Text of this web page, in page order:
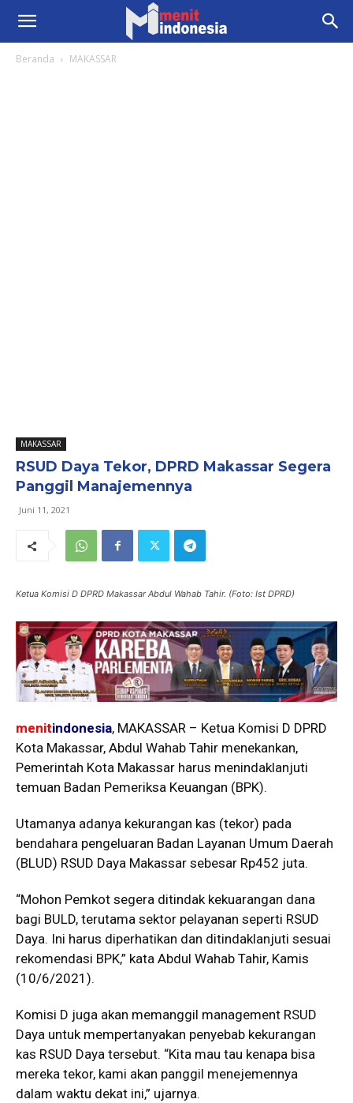
Beranda MAKASSAR
MAKASSAR
RSUD Daya Tekor, DPRD Makassar Segera
Panggil Manajemennya
Juni 11, 2021
Ketua Komisi D DPRD Makassar Abdul Wahab Tahir. (Foto: Ist DPRD)
menitindonesia, MAKASSAR – Ketua Komisi D DPRD
Kota Makassar, Abdul Wahab Tahir menekankan,
Pemerintah Kota Makassar harus menindaklanjuti
temuan Badan Pemeriksa Keuangan (BPK).
Utamanya adanya kekurangan kas (tekor) pada
bendahara pengeluaran Badan Layanan Umum Daerah
(BLUD) RSUD Daya Makassar sebesar Rp452 juta.
“Mohon Pemkot segera ditindak kekuarangan dana
bagi BULD, terutama sektor pelayanan seperti RSUD
Daya. Ini harus diperhatikan dan ditindaklanjuti sesuai
rekomendasi BPK,” kata Abdul Wahab Tahir, Kamis
(10/6/2021).
Komisi D juga akan memanggil management RSUD
Daya untuk mempertanyakan penyebab kekurangan
kas RSUD Daya tersebut. “Kita mau tau kenapa bisa
mereka tekor, kami akan panggil menejemennya
dalam waktu dekat ini,” ujarnya.